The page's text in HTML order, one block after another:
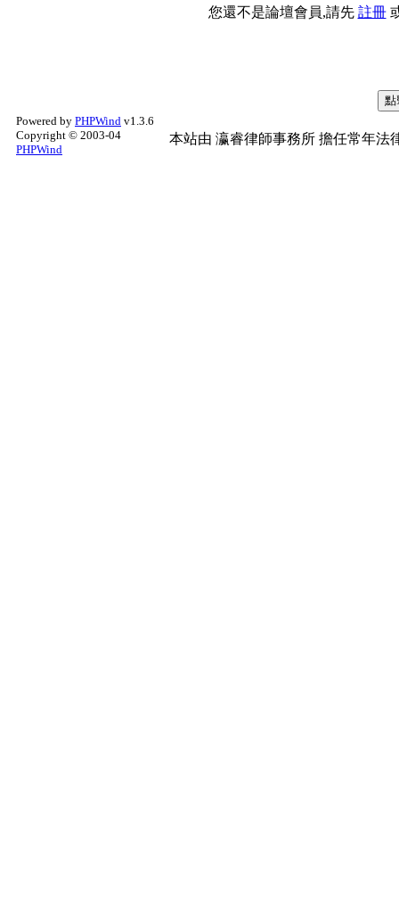
您還不是論壇會員,請先 註冊
Powered by PHPWind v1.3.6
Copyright © 2003-04
PHPWind
本站由 瀛睿律師事務所 擔任常年法